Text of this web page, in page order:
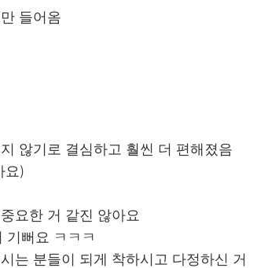
들어옴
않기로 결심하고 훨씬 더 편해졌음
요)
요한 거 같진 않아요
기뻐요 ㅋㅋㅋ
는 분들이 되게 착하시고 다정하신 거